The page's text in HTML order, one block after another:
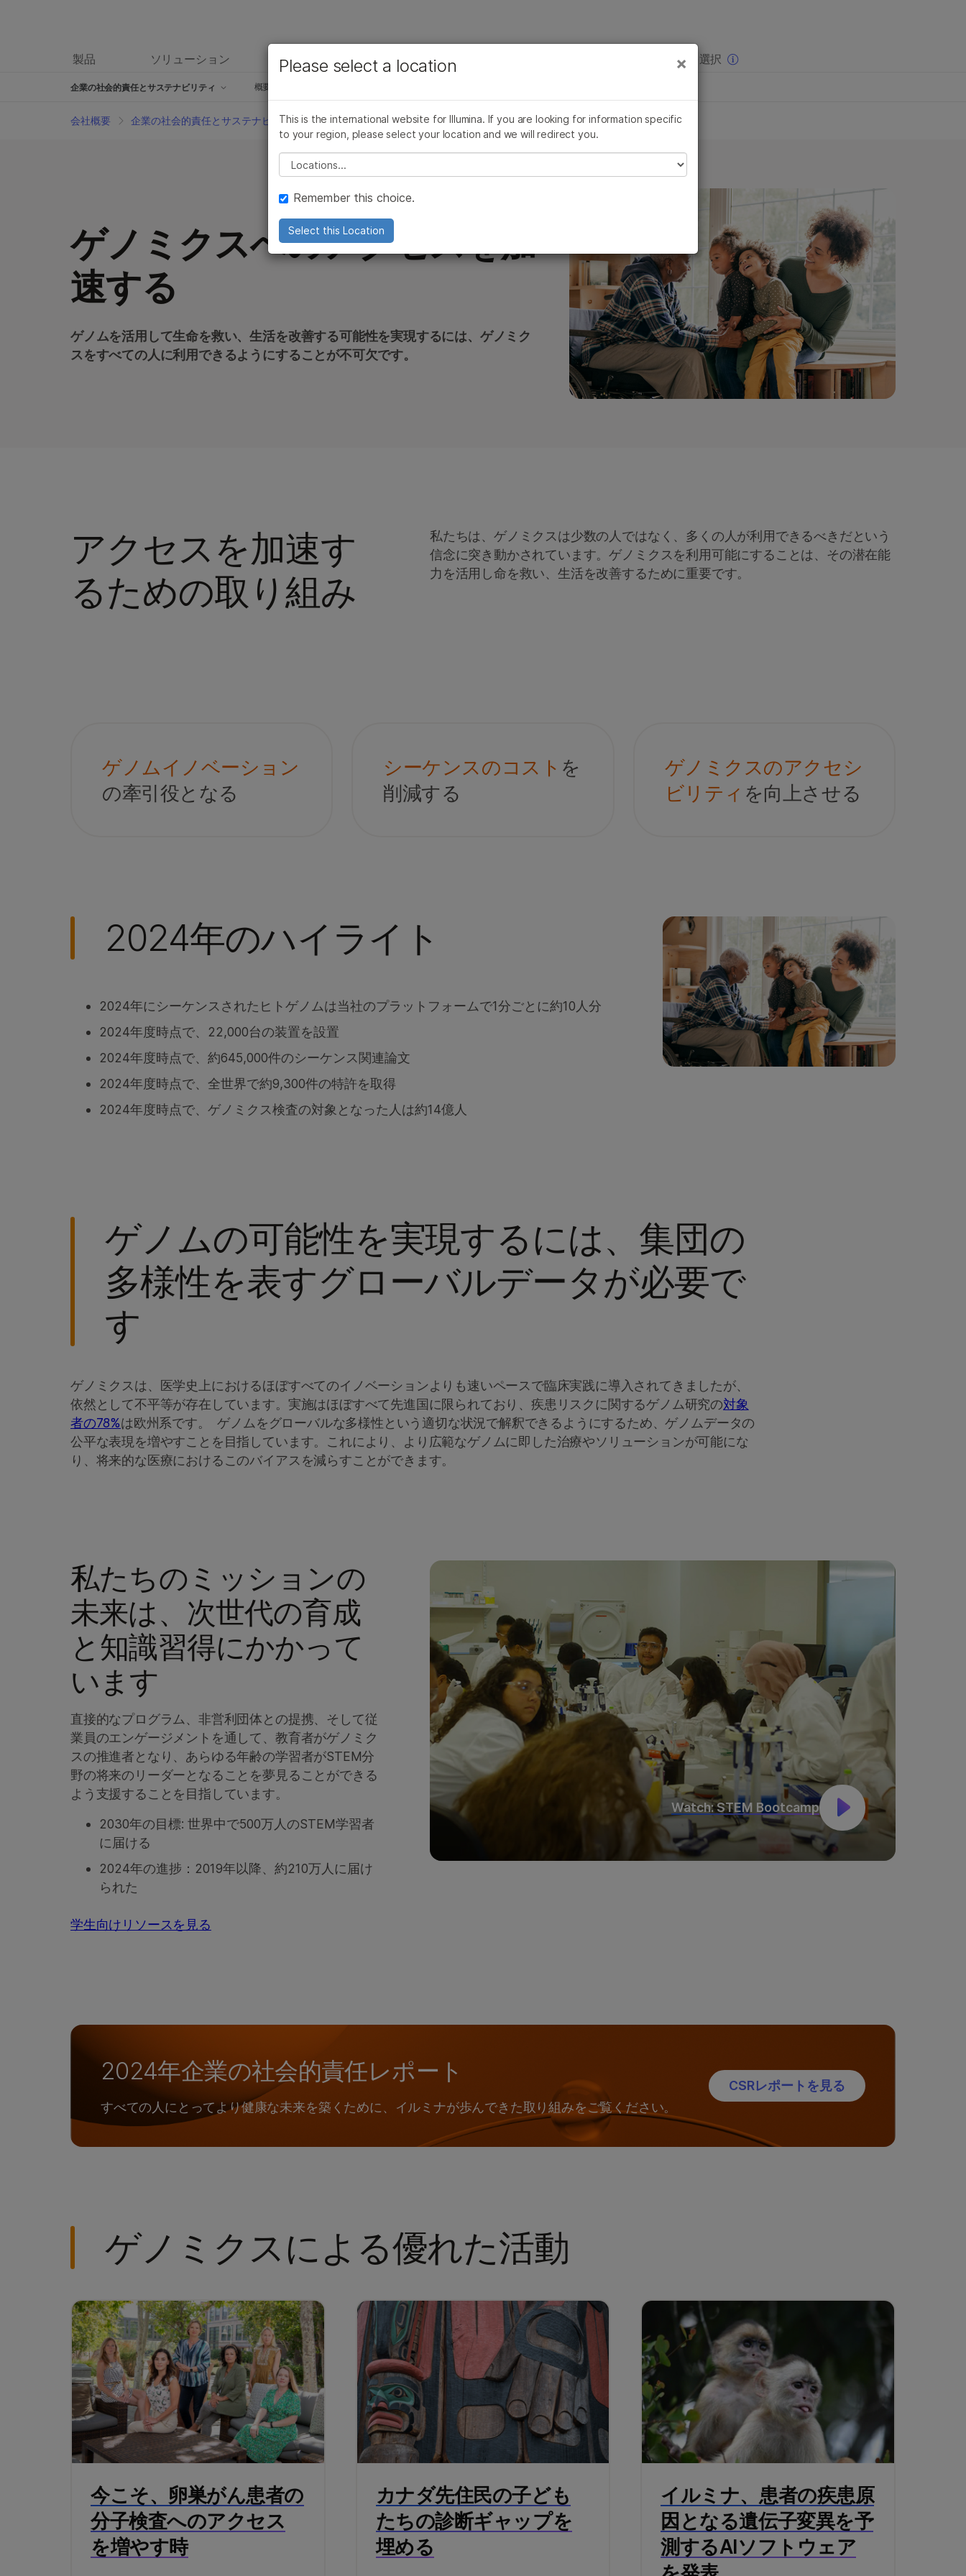
製品 ソリューション ラーニング 企業情報 お気に入りの分野を選択
企業の社会的責任とサステナビリティ
アクセス
企業の社会的責任とサステナビ
リティ
倫理諮問委員会
概要
STEM教育 サステイナブルな製品の開発
会社概要 企業の社会的責任とサステナビリティ ゲノミクス アクセス
ゲノミクスへのアクセスを加
速する
ゲノムを活用して生命を救い、生活を改善する可能性を実現するには、ゲノミク
スをすべての人に利用できるようにすることが不可欠です。
アクセスを加速す
るための取り組み
私たちは、ゲノミクスは少数の人ではなく、多くの人が利用できるべきだという
信念に突き動かされています。ゲノミクスを利用可能にすることは、その潜在能
力を活用し命を救い、生活を改善するために重要です。
ゲノムイノベーション
の牽引役となる
シーケンスのコスト を
削減する
ゲノミクスのアクセシ
ビリティ を向上させる
2024年のハイライト
2024年にシーケンスされたヒトゲノムは当社のプラットフォームで1分ごとに約10人分
2024年度時点で、22,000台の装置を設置
2024年度時点で、約645,000件のシーケンス関連論文
2024年度時点で、全世界で約9,300件の特許を取得
2024年度時点で、ゲノミクス検査の対象となった人は約14億人
ゲノムの可能性を実現するには、集団の
多様性を表すグローバルデータが必要で
す
ゲノミクスは、医学史上におけるほぼすべてのイノベーションよりも速いペースで臨床実践に導入されてきましたが、
依然として不平等が存在しています。実施はほぼすべて先進国に限られており、疾患リスクに関するゲノム研究の対象
者の78%は欧州系です。 ゲノムをグローバルな多様性という適切な状況で解釈できるようにするため、ゲノムデータの
公平な表現を増やすことを目指しています。これにより、より広範なゲノムに即した治療やソリューションが可能にな
り、将来的な医療におけるこのバイアスを減らすことができます。
私たちのミッションの
未来は、次世代の育成
と知識習得にかかって
います
直接的なプログラム、非営利団体との提携、そして従
業員のエンゲージメントを通して、教育者がゲノミク
スの推進者となり、あらゆる年齢の学習者がSTEM分
野の将来のリーダーとなることを夢見ることができる
よう支援することを目指しています。
2030年の目標: 世界中で500万人のSTEM学習者
に届ける
2024年の進捗：2019年以降、約210万人に届け
られた
学生向けリソースを見る
Watch: STEM Bootcamp
2024年企業の社会的責任レポート
すべての人にとってより健康な未来を築くために、イルミナが歩んできた取り組みをご覧ください。
CSRレポートを見る
ゲノミクスによる優れた活動
今こそ、卵巣がん患者の
分子検査へのアクセス
を増やす時
カナダ先住民の子ども
たちの診断ギャップを
埋める
イルミナ、患者の疾患原
因となる遺伝子変異を予
測するAIソフトウェア
×
Please select a location
This is the international website for Illumina. If you are looking for information specific
to your region, please select your location and we will redirect you.
Please select a location
Remember this choice.
Select this Location
お気に入りの分野を選択すると、関連性の高いコンテン
ツへのリンクが表示されます:
×
微生物研究
農学研究
生殖医学
遺伝性および希少疾患研究